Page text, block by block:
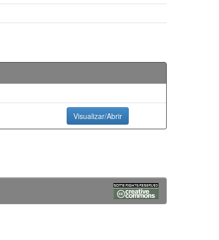
Visualizar/Abrir